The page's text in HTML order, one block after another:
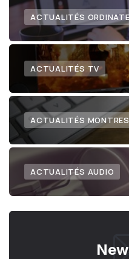
ACTUALITÉS
ACTUALITÉS TV
ACTUALITÉS
ACTUALITÉS AUDIO